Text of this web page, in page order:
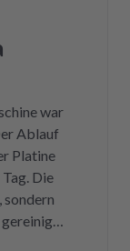
Ein
gar
wissen,
wir
war
Ablauf
Platine
Die